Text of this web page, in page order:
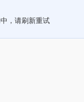
，请刷新重试